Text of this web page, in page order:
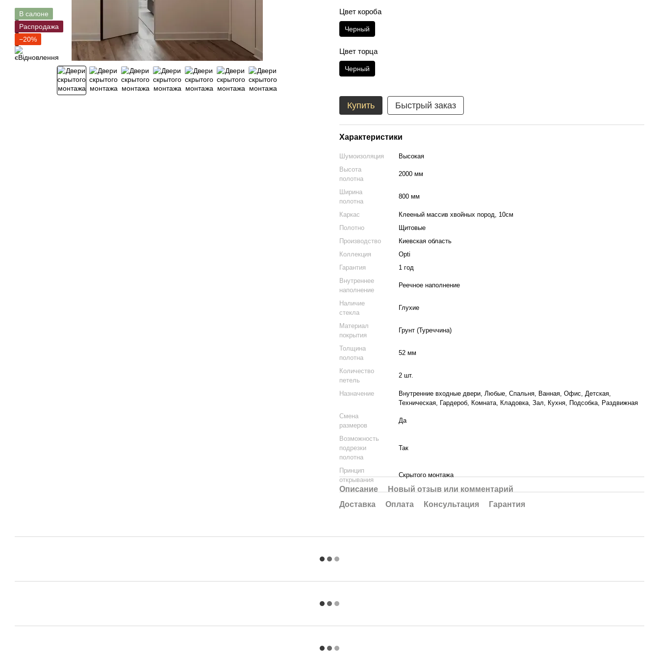
В салоне
Распродажа
−20%
Цвет короба
Черный
Цвет торца
Черный
Купить Быстрый заказ
Характеристики
Шумоизоляция
Высокая
Высота
полотна
2000 мм
Ширина
полотна
800 мм
Каркас
Клееный массив хвойных пород, 10см
Полотно
Щитовые
Производство
Киевская область
Коллекция
Opti
Гарантия
1 год
Внутреннее
наполнение
Реечное наполнение
Наличие
стекла
Глухие
Материал
покрытия
Грунт (Туреччина)
Толщина
полотна
52 мм
Количество
петель
2 шт.
Назначение
Внутренние входные двери, Любые, Спальня, Ванная, Офис, Детская,
Техническая, Гардероб, Комната, Кладовка, Зал, Кухня, Подсобка, Раздвижная
Смена
размеров
Да
Возможность
подрезки
полотна
Так
Принцип
открывания
Скрытого монтажа
Описание
Новый отзыв или комментарий
Доставка
Оплата Консультация Гарантия